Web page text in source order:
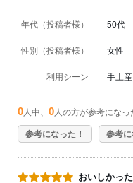
年代（投稿者様） 50代
性別（投稿者様） 女性
利用シーン 手土産
0 人中、 0 人の方が参考になっ
参考になった！ 参考
おいしかった